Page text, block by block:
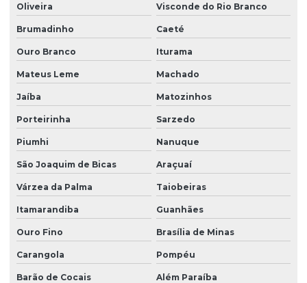
Oliveira Visconde do Rio Branco
Brumadinho Caeté
Ouro Branco Iturama
Mateus Leme Machado
Jaíba Matozinhos
Porteirinha Sarzedo
Piumhi Nanuque
São Joaquim de Bicas Araçuaí
Várzea da Palma Taiobeiras
Itamarandiba Guanhães
Ouro Fino Brasília de Minas
Carangola Pompéu
Barão de Cocais Além Paraíba